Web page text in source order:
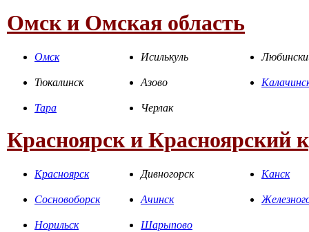
Омск и Омская область
Омск Исилькуль
Тюкалинск Азово
Тара Черлак
Красноярск и Красноярский
Красноярск Дивногорск Канск
Сосновоборск Ачинск
Норильск Шарыпово